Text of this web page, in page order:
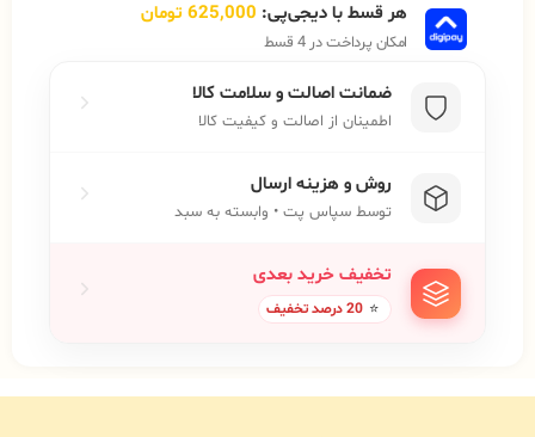
هر قسط با دیجی‌پی: 625,000تومان
امکان پرداخت در 4 قسط
ضمانت اصالت و سلامت کالا
اطمینان از اصالت و کیفیت کالا
روش و هزینه ارسال
توسط سپاس پت • وابسته به سبد
تخفیف خرید بعدی
⭐ 20 درصد تخفیف